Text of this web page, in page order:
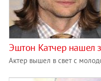
Эштон Катчер нашел
Актер вышел в свет с